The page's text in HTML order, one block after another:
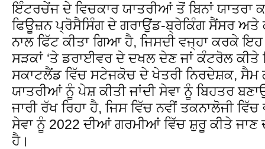
ਇੰਟਰਚੇਂਜ ਦੇ ਵਿਚਕਾਰ ਯਾਤਰੀਆਂ ਤੋਂ ਬਿਨਾਂ ਯਾਤਰਾ
ਫਿਊਜ਼ਨ ਪ੍ਰੋਸੈਸਿੰਗ ਦੇ ਗਰਾਉਂਡ-ਬ੍ਰੇਕਿੰਗ ਸੈਂਸਰ ਅਤੇ
ਨਾਲ ਫਿੱਟ ਕੀਤਾ ਗਿਆ ਹੈ, ਜਿਸਦੀ ਵਜ੍ਹਾ ਕਰਕੇ ਇਹ
ਸੜਕਾਂ ‘ਤੇ ਡਰਾਈਵਰ ਦੇ ਦਖਲ ਦੇਣ ਜਾਂ ਕੰਟਰੋਲ
ਸਕਾਟਲੈਂਡ ਵਿੱਚ ਸਟੇਜਕੋਚ ਦੇ ਖੇਤਰੀ ਨਿਰਦੇਸ਼ਕ,
ਯਾਤਰੀਆਂ ਨੂੰ ਪੇਸ਼ ਕੀਤੀ ਜਾਂਦੀ ਸੇਵਾ ਨੂੰ ਬਿਹਤਰ
ਜਾਰੀ ਰੱਖ ਰਿਹਾ ਹੈ, ਜਿਸ ਵਿੱਚ ਨਵੀਂ ਤਕਨਾਲੋਜੀ
ਸੇਵਾ ਨੂੰ 2022 ਦੀਆਂ ਗਰਮੀਆਂ ਵਿੱਚ ਸ਼ੁਰੂ ਕੀਤੇ ਜਾਣ
ਹੈ।